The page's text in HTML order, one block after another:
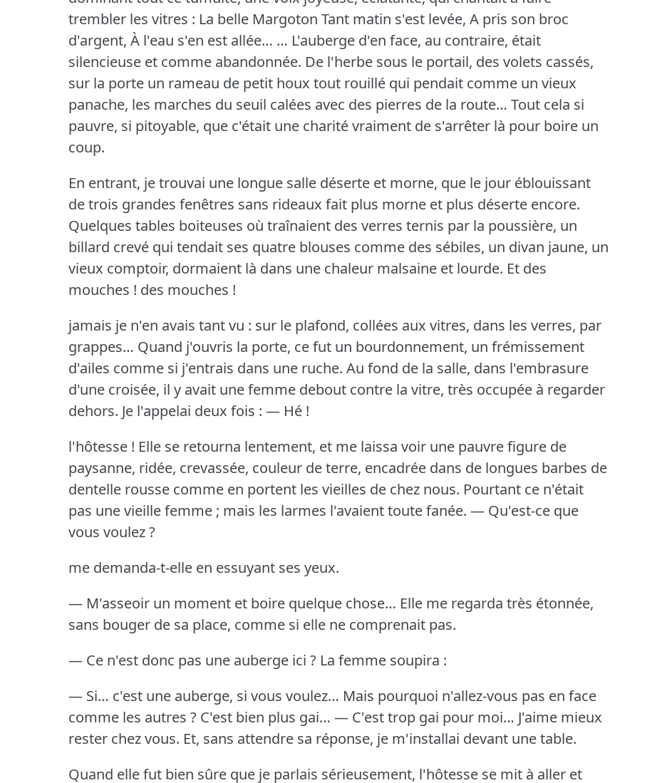
trembler les vitres : La belle Margoton Tant matin s'est levée, A pris son broc
d'argent, À l'eau s'en est allée… … L'auberge d'en face, au contraire, était
silencieuse et comme abandonnée. De l'herbe sous le portail, des volets cassés,
sur la porte un rameau de petit houx tout rouillé qui pendait comme un vieux
panache, les marches du seuil calées avec des pierres de la route… Tout cela si
pauvre, si pitoyable, que c'était une charité vraiment de s'arrêter là pour boire un
coup.
En entrant, je trouvai une longue salle déserte et morne, que le jour éblouissant
de trois grandes fenêtres sans rideaux fait plus morne et plus déserte encore.
Quelques tables boiteuses où traînaient des verres ternis par la poussière, un
billard crevé qui tendait ses quatre blouses comme des sébiles, un divan jaune, un
vieux comptoir, dormaient là dans une chaleur malsaine et lourde. Et des
mouches ! des mouches !
jamais je n'en avais tant vu : sur le plafond, collées aux vitres, dans les verres, par
grappes… Quand j'ouvris la porte, ce fut un bourdonnement, un frémissement
d'ailes comme si j'entrais dans une ruche. Au fond de la salle, dans l'embrasure
d'une croisée, il y avait une femme debout contre la vitre, très occupée à regarder
dehors. Je l'appelai deux fois : — Hé !
l'hôtesse ! Elle se retourna lentement, et me laissa voir une pauvre figure de
paysanne, ridée, crevassée, couleur de terre, encadrée dans de longues barbes de
dentelle rousse comme en portent les vieilles de chez nous. Pourtant ce n'était
pas une vieille femme ; mais les larmes l'avaient toute fanée. — Qu'est-ce que
vous voulez ?
me demanda-t-elle en essuyant ses yeux.
— M'asseoir un moment et boire quelque chose… Elle me regarda très étonnée,
sans bouger de sa place, comme si elle ne comprenait pas.
— Ce n'est donc pas une auberge ici ? La femme soupira :
— Si… c'est une auberge, si vous voulez… Mais pourquoi n'allez-vous pas en face
comme les autres ? C'est bien plus gai… — C'est trop gai pour moi… J'aime mieux
rester chez vous. Et, sans attendre sa réponse, je m'installai devant une table.
Quand elle fut bien sûre que je parlais sérieusement, l'hôtesse se mit à aller et